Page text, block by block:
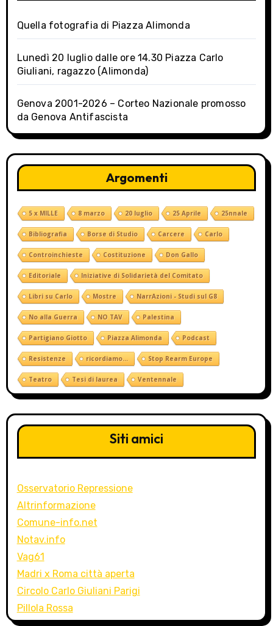
i
o
n
Quella fotografia di Piazza Alimonda
Lunedì 20 luglio dalle ore 14.30 Piazza Carlo
Giuliani, ragazzo (Alimonda)
Genova 2001-2026 – Corteo Nazionale promosso
da Genova Antifascista
Argomenti
5 x MILLE 8 marzo 20 luglio 25 Aprile 25nnale
Bibliografia Borse di Studio Carcere Carlo
Controinchieste Costituzione Don Gallo
Editoriale Iniziative di Solidarietà del Comitato
Libri su Carlo Mostre NarrAzioni - Studi sul G8
No alla Guerra NO TAV Palestina
Partigiano Giotto Piazza Alimonda Podcast
Resistenze ricordiamo... Stop Rearm Europe
Teatro Tesi di laurea Ventennale
Siti amici
Osservatorio Repressione
Altrinformazione
Comune-info.net
Notav.info
Vag61
Madri x Roma città aperta
Circolo Carlo Giuliani Parigi
Pillola Rossa